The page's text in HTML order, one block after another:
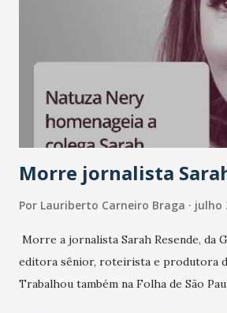
liderança e estratégia. - Vivemos um
mundo fala muito e poucos entregam
sempre existiu para dar palco a quem
consistência, e nesta edição isso fica
Vamos reforçar que ser genuíno
marcas, pessoas e mercado", afirma
Morre jornalista
Por Lauriberto Carneiro Braga julho
Morre a jornalista Sarah Resende, da
editora sênior, roteirista e produtora
Trabalhou também na Folha de São